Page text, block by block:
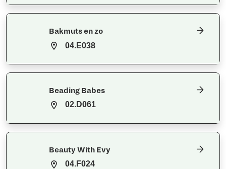
Bakmuts en zo
04.E038
Beading Babes
02.D061
Beauty With Evy
04.F024